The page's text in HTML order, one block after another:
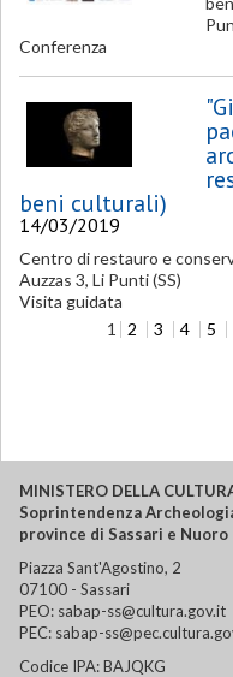
Conferenza
beni culturali)
14/03/2019
Centro di restauro e
Auzzas 3, Li Punti (SS)
Visita guidata
1
2 3 4 5
MINISTERO DELLA
Soprintendenza
province di Sassari e Nuoro
Piazza Sant'Agostino, 2
07100 - Sassari
PEO: sabap-ss@cultura.gov.it
PEC: sabap-
Codice IPA: BAJQKG